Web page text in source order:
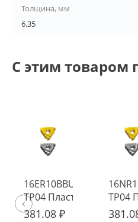
Толщина, мм
6.35
С этим товаром
16ER10BBUT
TP04 Пластина
твердосплавная
381.08 ₽
TP04
‹